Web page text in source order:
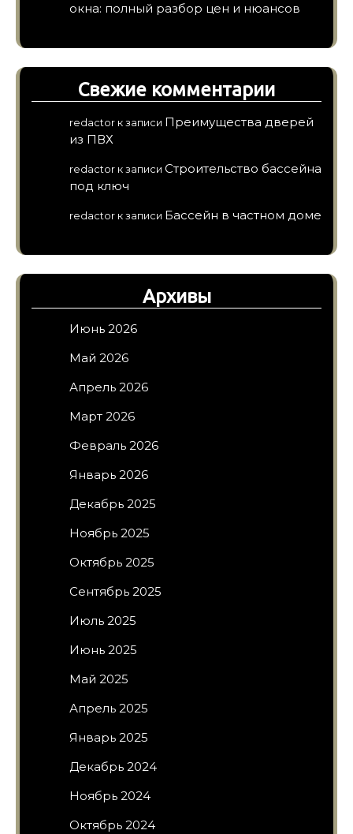
окна: полный разбор цен и нюансов
Свежие комментарии
redactor к записи Преимущества дверей
из ПВХ
redactor к записи Строительство бассейна
под ключ
redactor к записи Бассейн в частном доме
Архивы
Июнь 2026
Май 2026
Апрель 2026
Март 2026
Февраль 2026
Январь 2026
Декабрь 2025
Ноябрь 2025
Октябрь 2025
Сентябрь 2025
Июль 2025
Июнь 2025
Май 2025
Апрель 2025
Январь 2025
Декабрь 2024
Ноябрь 2024
Октябрь 2024